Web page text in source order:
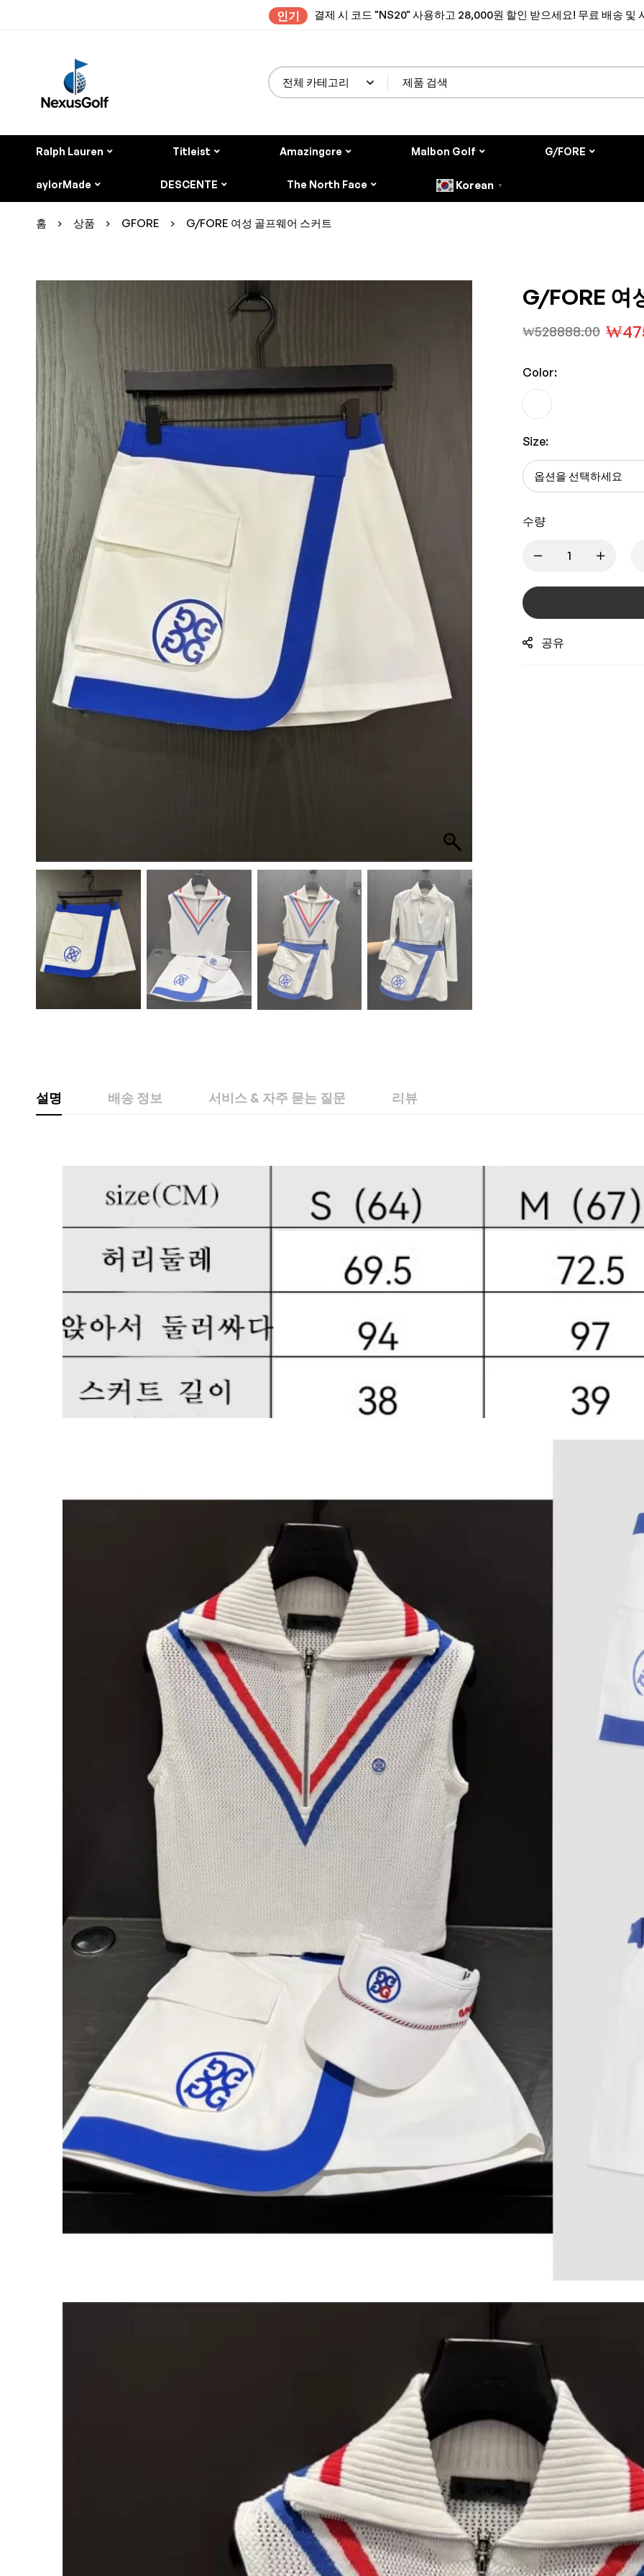
인기 결제 시 코드 "NS20" 사용하고 28,000원 할인 받으세요! 무료 배송 및
Ralph Lauren Titleist Amazingcre Malbon Golf G/FORE
aylorMade DESCENTE The North Face Korean ▼
홈 상품 GFORE G/FORE 여성 골프웨어 스커트
G/FORE 여
₩528888.00 ₩
Color:
Size:
수량
공유
설명 배송 정보 서비스 & 자주 묻는 질문 리뷰